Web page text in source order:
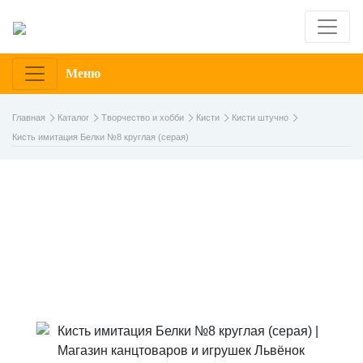
Меню
Главная Каталог Творчество и хобби Кисти
Кисти штучно
Кисть имитация Белки №8 круглая (серая)